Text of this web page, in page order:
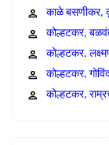
काळे बसणीकर,
कोल्हटकर,
कोल्हटकर,
कोल्हटकर,
कोल्हटकर,